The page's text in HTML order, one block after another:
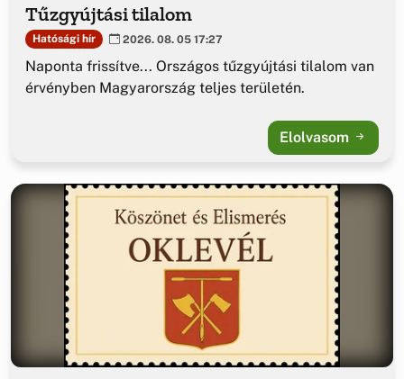
Tűzgyújtási tilalom
Hatósági hír 2026. 08. 05 17:27
Naponta frissítve... Országos tűzgyújtási tilalom van
érvényben Magyarország teljes területén.
Elolvasom